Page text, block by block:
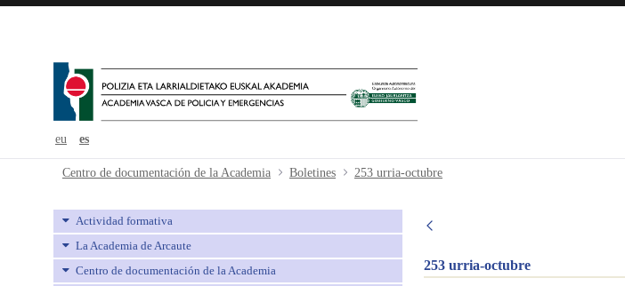
eu es
253 urria-octubre - avpe
Centro de documentación de la Academia Boletines 253 urria-octubre
Actividad formativa
La Academia de Arcaute
Centro de documentación de la Academia
253 urria-octubre